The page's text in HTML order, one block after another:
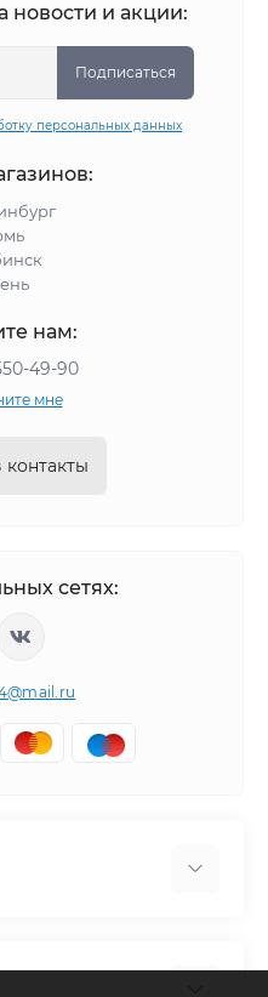
новости и акции:
Подписаться
персональных данных
нам:
49-90
мне
сетях: